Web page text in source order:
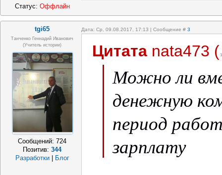
Статус: Оффлайн
tgi65 Дата: Ср, 09.08.2017, 17:13 | Сообщение # 3
Танченко Геннадий Иванович
(учитель истории)
Сообщений:724
Позитив:344
Разработки
Блог
Цитата nata473 (
Можно ли
денежную
период
зарплату